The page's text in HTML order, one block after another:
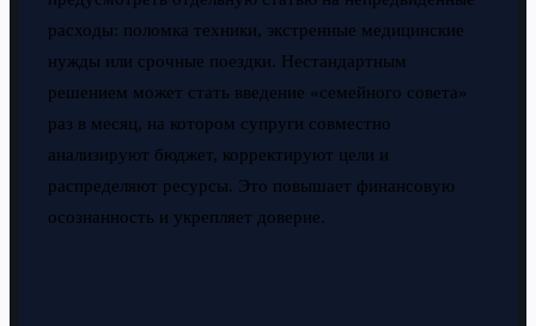
расходы: поломка техники, экстренные медицинские
нужды или срочные поездки. Нестандартным
решением может стать введение «семейного совета»
раз в месяц, на котором супруги совместно
анализируют бюджет, корректируют цели и
распределяют ресурсы. Это повышает финансовую
осознанность и укрепляет доверие.